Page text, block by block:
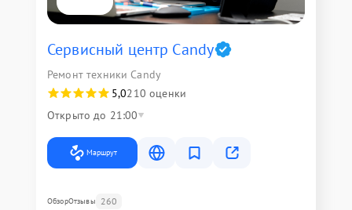
Сервисный центр Candy
Ремонт техники Candy
5,0210 оценки
Открыто до 21:00
Маршрут
ОбзорОтзывы 260